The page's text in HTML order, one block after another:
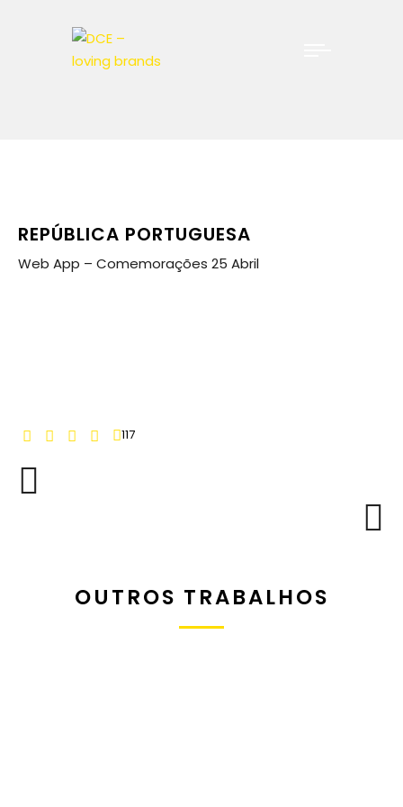
REPÚBLICA PORTUGUESA
Web App – Comemorações 25 Abril
117
OUTROS TRABALHOS